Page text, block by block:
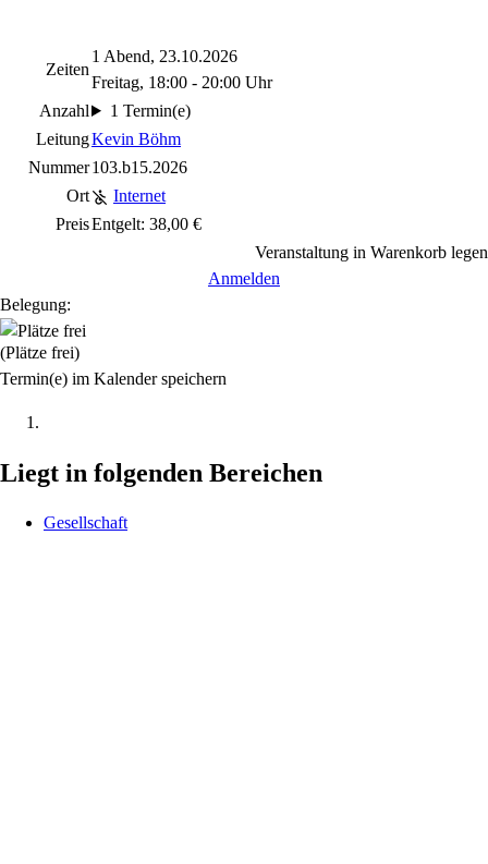
Zeiten
1 Abend, 23.10.2026
Freitag, 18:00 - 20:00 Uhr
Anzahl
1 Termin(e)
LeitungKevin Böhm
Nummer103.b15.2026
Ort
Internet
PreisEntgelt: 38,00 €
Veranstaltung in Warenkorb legen
Anmelden
Belegung:
(Plätze frei)
Termin(e) im Kalender speichern
Liegt in folgenden Bereichen
Gesellschaft